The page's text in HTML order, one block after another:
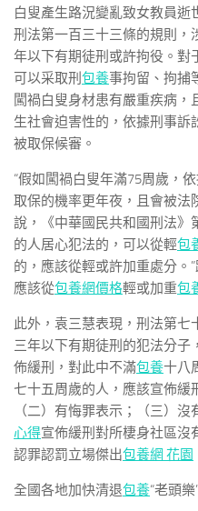
白叟產生路況變亂致女教員
刑法第一百三十三條的規則，
年以下有期徒刑或許拘役。對
可以采取刑 包養事拘留、拘捕
闖禍白叟身材患有嚴重疾病
生社會迫害性的，依據刑事訴
被取保候審。
“假如闖禍白叟年滿75周歲，
取保的機率更年夜，且會被法
說，《中華國民共和國刑法》
的人居心犯法的，可以從輕包
的，應該從輕或許加重處分。
應該從包養網價格輕或加重包
此外，袁三慧表現，刑法第七
三年以下有期徒刑的犯法分子
佈緩刑，對此中不滿包養十八
七十五周歲的人，應該宣佈緩
（二）有悔罪表示；（三）沒
心得宣佈緩刑對所棲身社區沒
認罪認罰立場傑出包養網 花園
全國各地加快清退包養“老頭樂